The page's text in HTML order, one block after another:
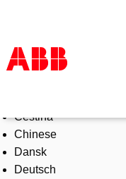
Products & Solutions
Industries
Services
About us
Čeština
Chinese
Dansk
Deutsch